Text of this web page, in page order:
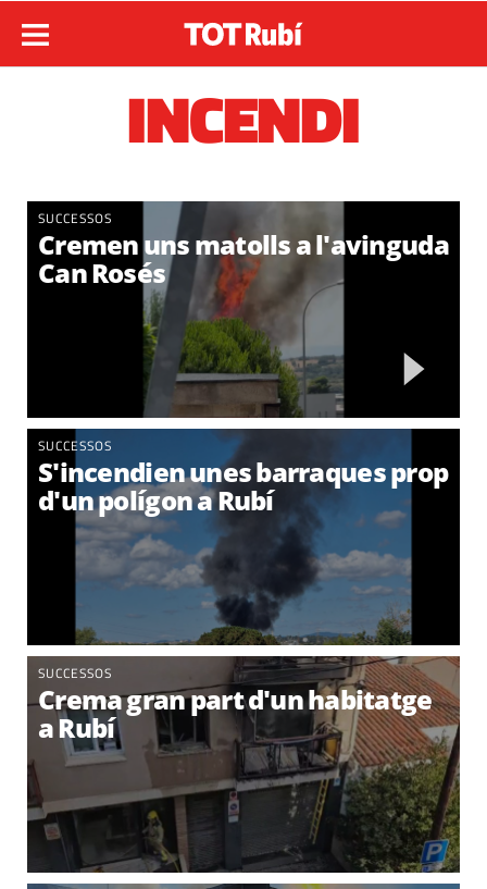
INCENDI
SUCCESSOS
Cremen uns matolls a l'avinguda
Can Rosés
SUCCESSOS
S'incendien unes barraques prop
d'un polígon a Rubí
SUCCESSOS
Crema gran part d'un habitatge
a Rubí